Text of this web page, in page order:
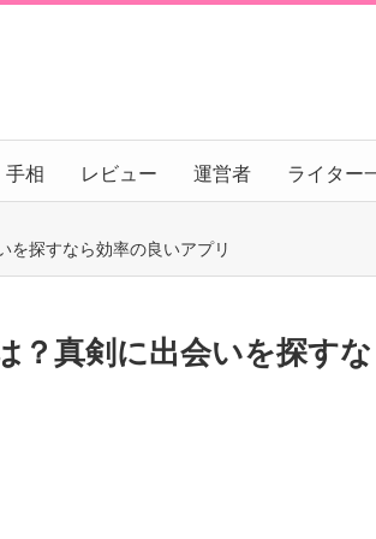
手相 レビュー 運営者 ライター
を探すなら効率の良いアプリ
？真剣に出会いを探すな